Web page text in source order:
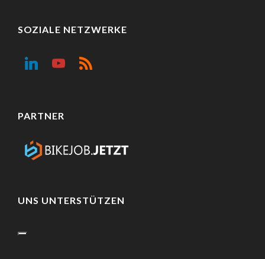
SOZIALE NETZWERKE
PARTNER
UNS UNTERSTÜTZEN